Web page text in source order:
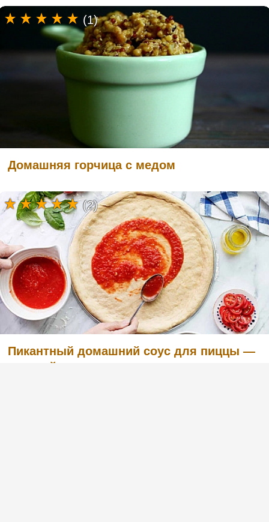
Домашняя горчица с медом
(1)
Пикантный домашний соус для пиццы —
простой рецепт
(2)